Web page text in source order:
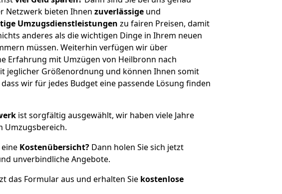
Netzwerk bieten Ihnen zuverlässige und
Umzugsdienstleistungen zu fairen Preisen, damit
anderes als die wichtigen Dinge in Ihrem neuen
müssen. Weiterhin verfügen wir über
Erfahrung mit Umzügen von Heilbronn nach
jeglicher Größenordnung und können Ihnen somit
wir für jedes Budget eine passende Lösung finden
ist sorgfältig ausgewählt, wir haben viele Jahre
Umzugsbereich.
Kostenübersicht? Dann holen Sie sich jetzt
unverbindliche Angebote.
das Formular aus und erhalten Sie kostenlose